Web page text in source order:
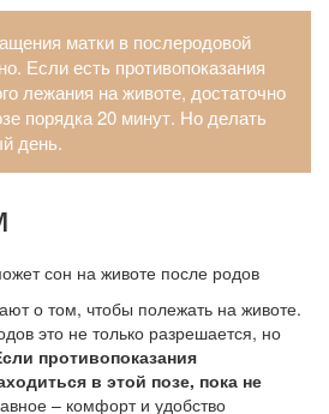
матки в послеродовой
Если есть противопоказания
лежания на животе, достаточно
порядка 20 минут. Но делать
день.
о том, чтобы полежать на животе.
это не только разрешается, но
противопоказания
в этой позе, пока не
– комфорт и удобство